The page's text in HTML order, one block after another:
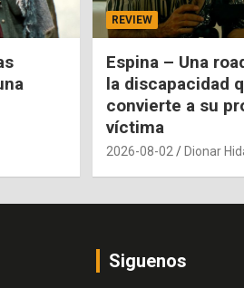
REVIEW
Espina – Una
la discapacidad
convierte a su
víctima
2026-08-02 Dionar
Siguenos